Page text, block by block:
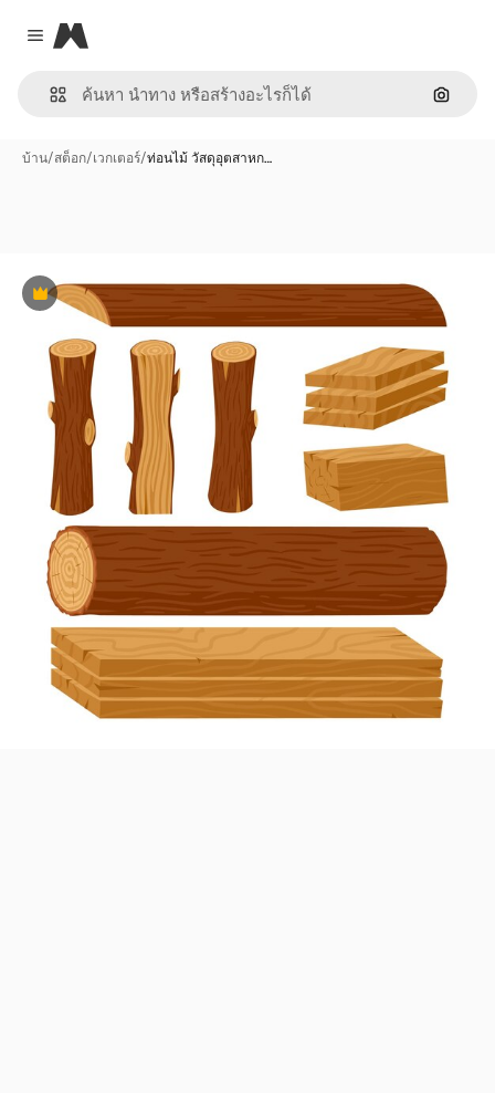
Close menu
Magnific
ค้นหา
บ้าน/สต็อก/เวกเตอร์/ท่อนไม้ วัสดุอุตสาหก…
พรีเมี่ยม